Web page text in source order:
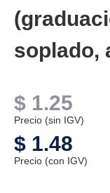
soplado,
$ 1.25
Precio (sin IGV)
$ 1.48
Precio (con IGV)